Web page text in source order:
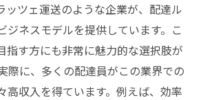
ッツェ運送のような企業が、配達ル
ジネスモデルを提供しています。こ
指す方にも非常に魅力的な選択肢が
際に、多くの配達員がこの業界での
高収入を得ています。例えば、効率